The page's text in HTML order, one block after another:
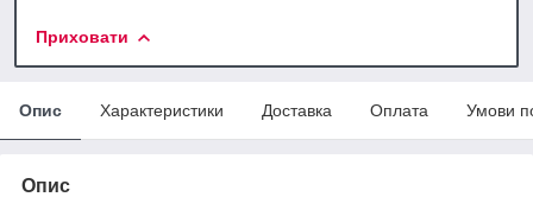
Приховати
Опис Характеристики Доставка Оплата Умови
Опис